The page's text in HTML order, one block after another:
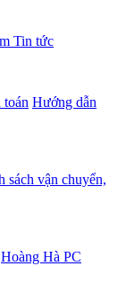
Tin tức
toán Hướng dẫn
sách vận chuyển,
Hoàng Hà PC